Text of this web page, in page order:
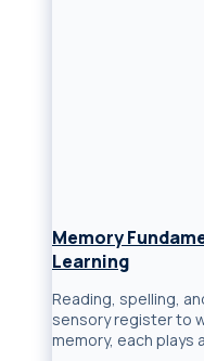
Memory
Learning
Reading, spelling,
sensory register to
memory, each plays a